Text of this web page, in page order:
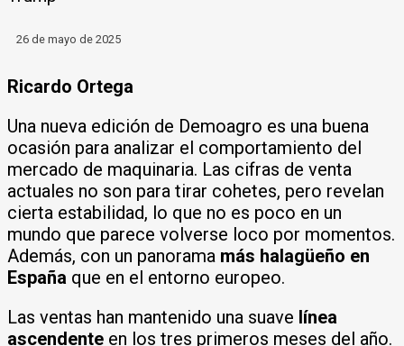
26 de mayo de 2025
Ricardo Ortega
Una nueva edición de Demoagro es una buena
ocasión para analizar el comportamiento del
mercado de maquinaria. Las cifras de venta
actuales no son para tirar cohetes, pero revelan
cierta estabilidad, lo que no es poco en un
mundo que parece volverse loco por momentos.
Además, con un panorama más halagüeño en
España que en el entorno europeo.
Las ventas han mantenido una suave línea
ascendente en los tres primeros meses del año.